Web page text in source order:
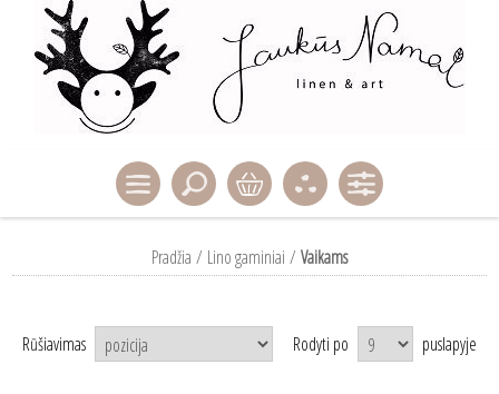
Pradžia / Lino gaminiai / Vaikams
Rūšiavimas Rodyti po puslapyje